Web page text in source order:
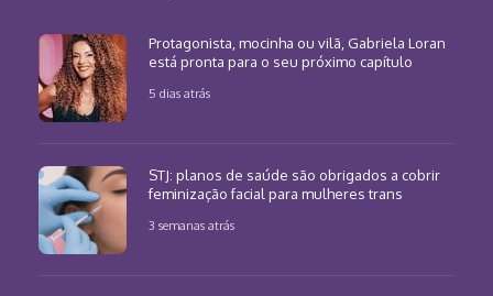
Protagonista, mocinha ou vilã, Gabriela Loran
está pronta para o seu próximo capítulo
5 dias atrás
STJ: planos de saúde são obrigados a cobrir
feminização facial para mulheres trans
3 semanas atrás